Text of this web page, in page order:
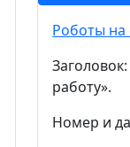
Роботы на
работу».
Номер и